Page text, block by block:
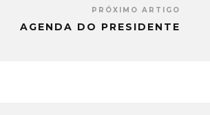
PRÓXIMO ARTIGO
AGENDA DO PRESIDENTE